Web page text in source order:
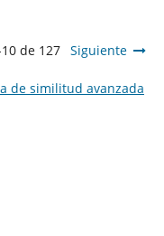
de 127 Siguiente
de similitud avanzada